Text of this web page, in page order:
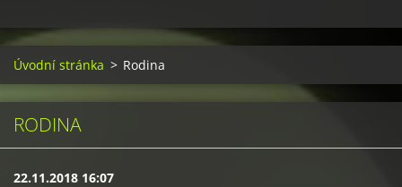
Úvodní stránka > Rodina
RODINA
22.11.2018 16:07